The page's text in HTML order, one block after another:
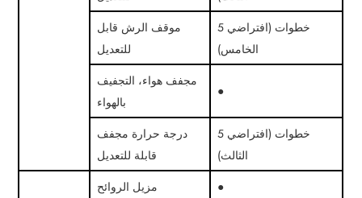
موقف الرش قابل
للتعديل
5 خطوات (افتراضي
الخامس)
مجفف هواء، التجفيف
بالهواء
●
درجة حرارة مجفف
قابلة للتعديل
5 خطوات (افتراضي
الثالث)
مزيل الروائح
●